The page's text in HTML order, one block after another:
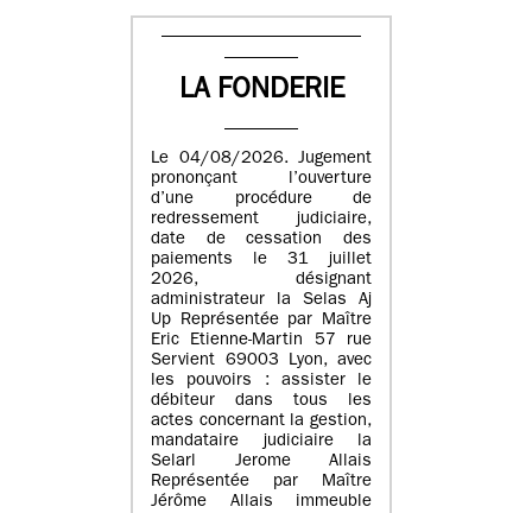
LA FONDERIE
Le 04/08/2026. Jugement
prononçant l’ouverture
d’une procédure de
redressement judiciaire,
date de cessation des
paiements le 31 juillet
2026, désignant
administrateur la Selas Aj
Up Représentée par Maître
Eric Etienne-Martin 57 rue
Servient 69003 Lyon, avec
les pouvoirs : assister le
débiteur dans tous les
actes concernant la gestion,
mandataire judiciaire la
Selarl Jerome Allais
Représentée par Maître
Jérôme Allais immeuble